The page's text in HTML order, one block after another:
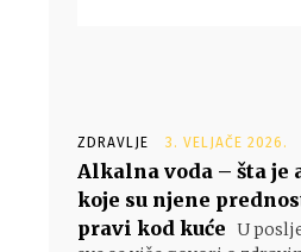
ZDRAVLJE 3. VELJAČE 2026.
Alkalna voda – šta je
koje su njene
pravi kod kuće U